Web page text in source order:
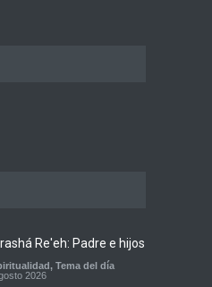
Re'eh: Padre e hijos
, Tema del día
2026